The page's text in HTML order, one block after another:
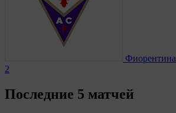
Фиорентина
2
Последние 5 матчей